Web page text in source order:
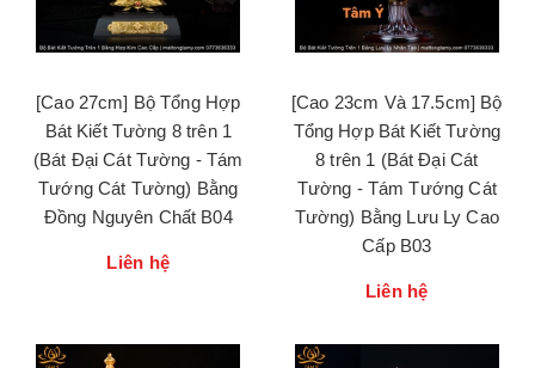
[Cao 27cm] Bộ Tổng Hợp
Bát Kiết Tường 8 trên 1
(Bát Đại Cát Tường - Tám
Tướng Cát Tường) Bằng
Đồng Nguyên Chất B04
Liên hệ
[Cao 23cm Và 17.5cm] Bộ
Tổng Hợp Bát Kiết Tường
8 trên 1 (Bát Đại Cát
Tường - Tám Tướng Cát
Tường) Bằng Lưu Ly Cao
Cấp B03
Liên hệ